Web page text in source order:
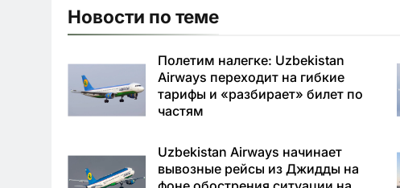
Новости по теме
Полетим налегке: Uzbekistan
Airways переходит на гибкие
тарифы и «разбирает» билет по
частям
Uzbekistan Airways начинает
вывозные рейсы из Джидды на